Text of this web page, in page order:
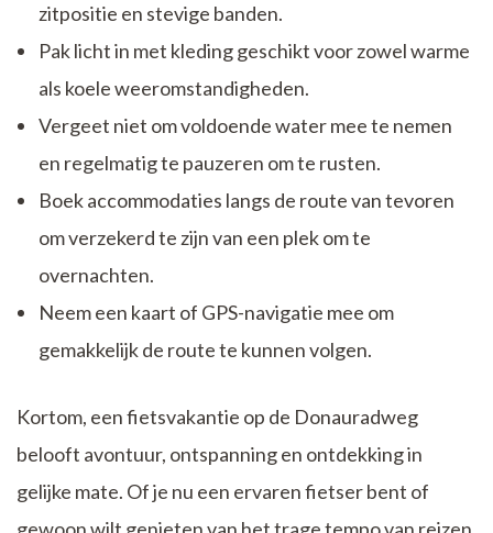
zitpositie en stevige banden.
Pak licht in met kleding geschikt voor zowel warme
als koele weeromstandigheden.
Vergeet niet om voldoende water mee te nemen
en regelmatig te pauzeren om te rusten.
Boek accommodaties langs de route van tevoren
om verzekerd te zijn van een plek om te
overnachten.
Neem een kaart of GPS-navigatie mee om
gemakkelijk de route te kunnen volgen.
Kortom, een fietsvakantie op de Donauradweg
belooft avontuur, ontspanning en ontdekking in
gelijke mate. Of je nu een ervaren fietser bent of